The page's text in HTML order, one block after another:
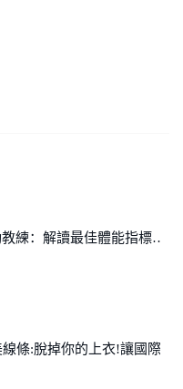
心跳率，你最好的運動教練：解讀最佳體能指標，找到自己專屬的運動方式與進步關鍵